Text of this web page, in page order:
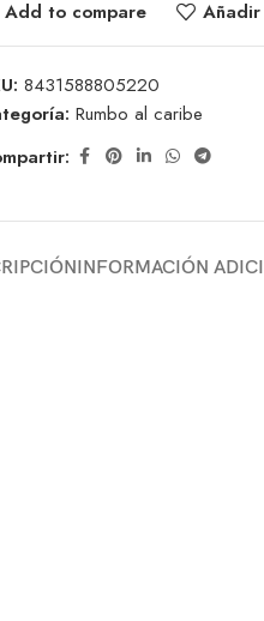
Add to compare
8431588805220
Rumbo al caribe
INFORMACIÓN